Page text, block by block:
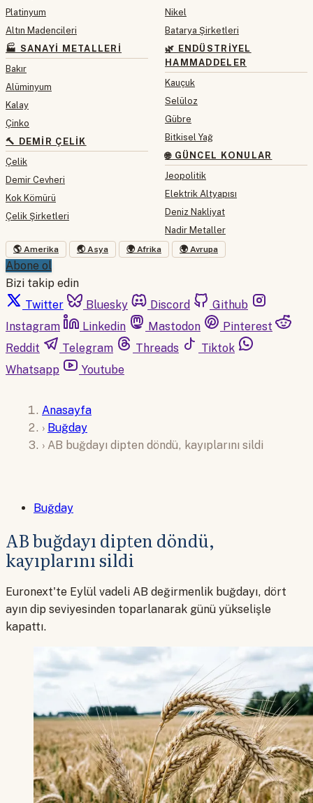
Platinyum
Altın Madencileri
🏭 SANAYI METALLERI
Bakır
Alüminyum
Kalay
Çinko
🔨 DEMIR ÇELIK
Çelik
Demir Cevheri
Kok Kömürü
Çelik Şirketleri
Nikel
Batarya Şirketleri
🌿 ENDÜSTRIYEL
HAMMADDELER
Kauçuk
Selüloz
Gübre
Bitkisel Yağ
🌐 GÜNCEL KONULAR
Jeopolitik
Elektrik Altyapısı
Deniz Nakliyat
Nadir Metaller
🌎 Amerika 🌏 Asya 🌍 Afrika 🌍 Avrupa
Abone ol
Bizi takip edin
Twitter
Bluesky Discord
Github
Instagram
Linkedin Mastodon
Pinterest
Reddit
Telegram Threads
Tiktok
Whatsapp
Youtube
Anasayfa
› Buğday
› AB buğdayı dipten döndü, kayıplarını sildi
Buğday
AB buğdayı dipten döndü,
kayıplarını sildi
Euronext'te Eylül vadeli AB değirmenlik buğdayı, dört
ayın dip seviyesinden toparlanarak günü yükselişle
kapattı.